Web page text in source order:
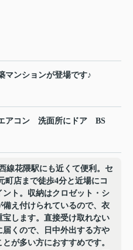
マンションが登場です♪
アコン 洗面所にドア BS
線花隈駅にも近くて便利。セ
町店まで徒歩4分と近場にコ
ント。収納はクロゼット・シ
備え付けられているので、衣
します。直接受け取れない
くので、日中外出する方や
が多い方におすすめです。